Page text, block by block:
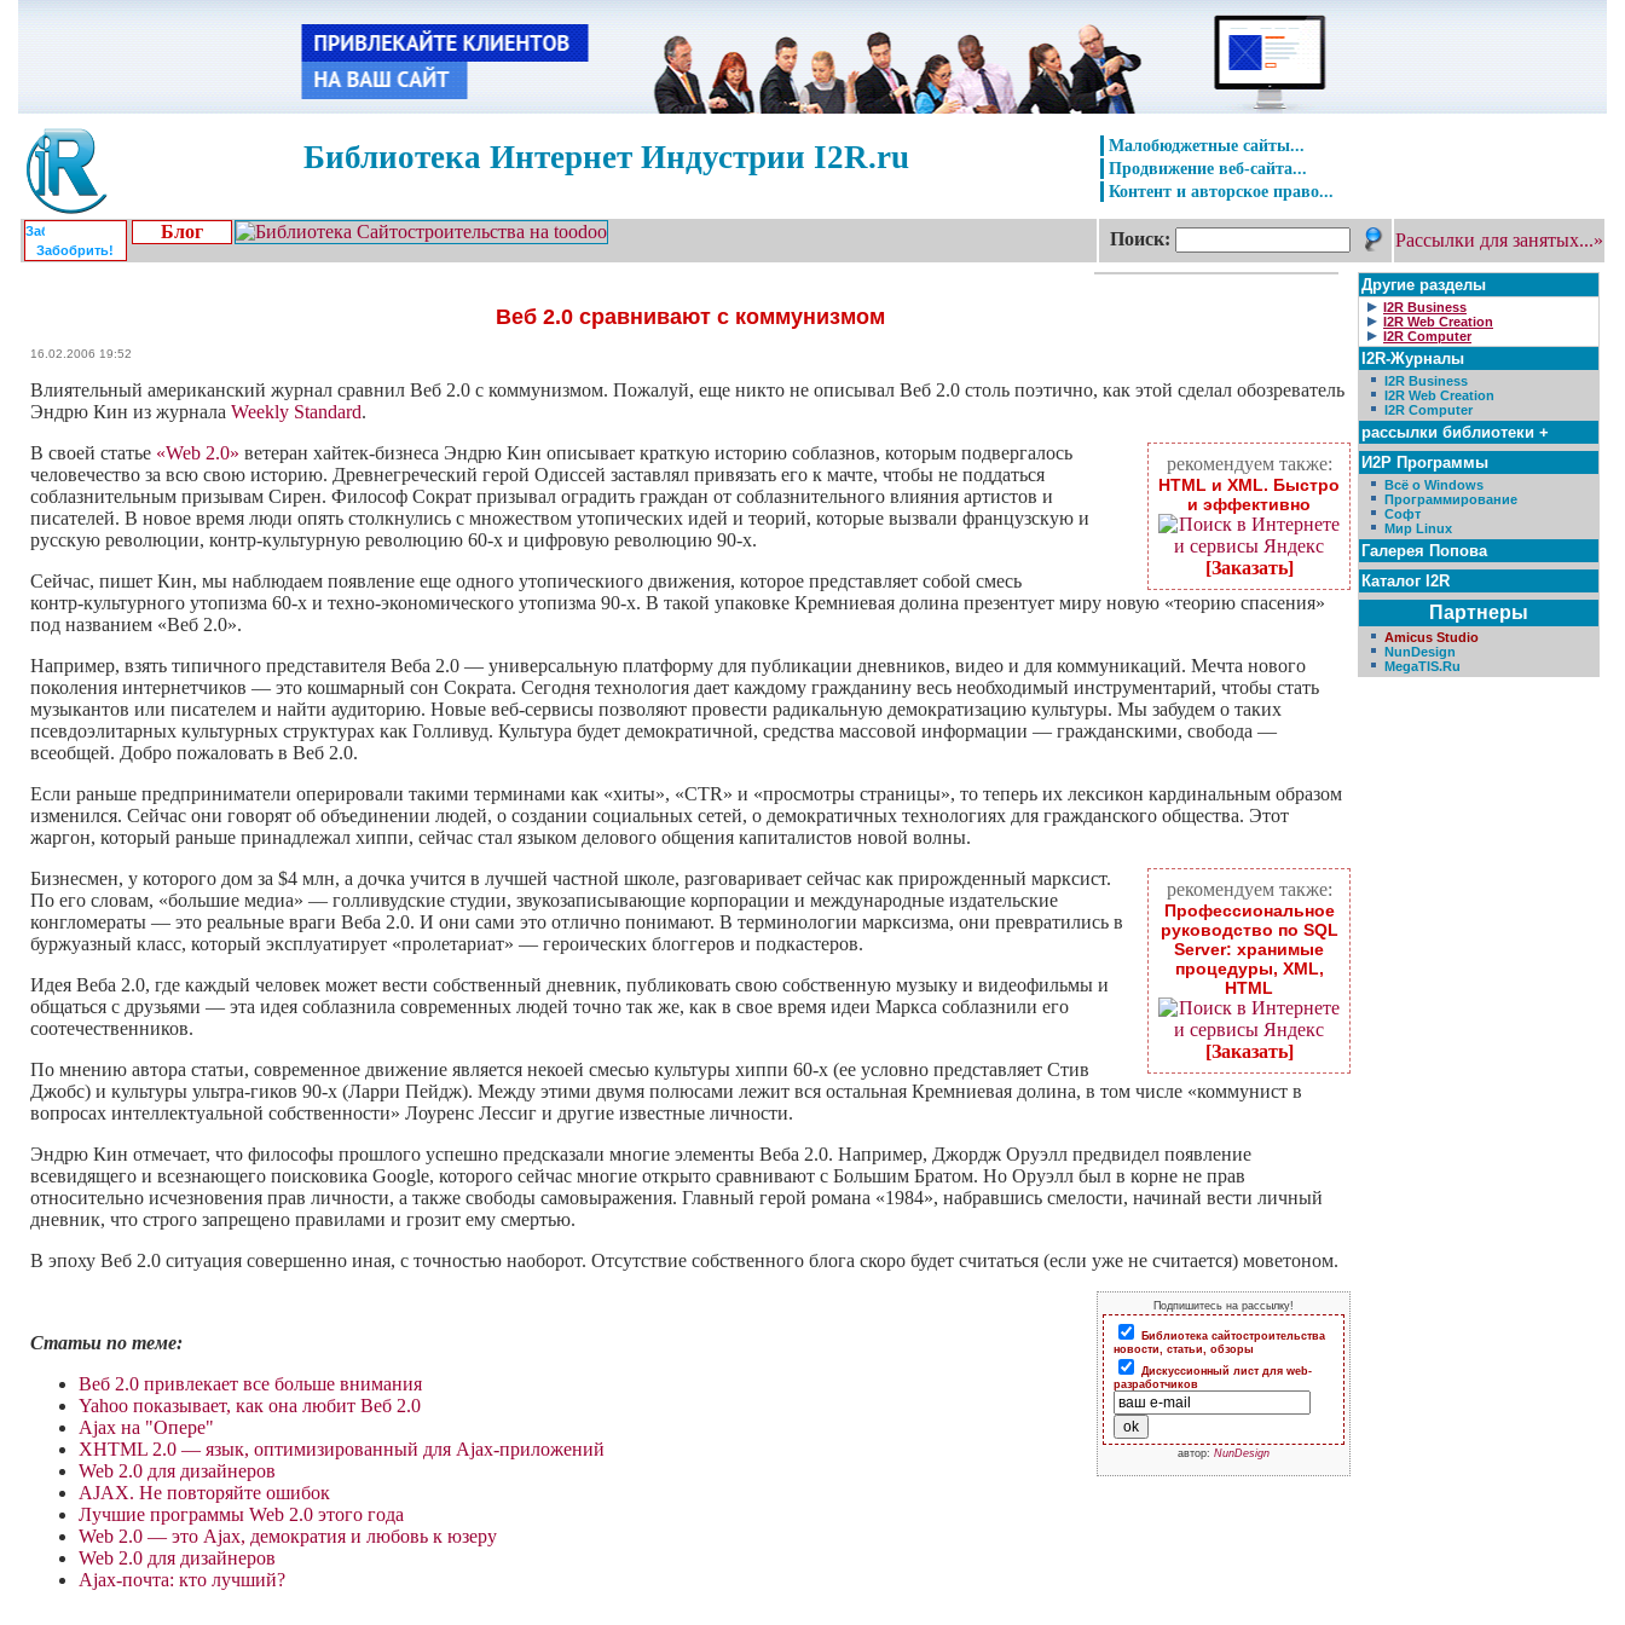
Библиотека Интернет Индустрии I2R.ru
Малобюджетные сайты...
Продвижение веб-сайта...
Контент и авторское право...
Забобрить!
Блог Поиск: Рассылки для занятых...»
Веб 2.0 сравнивают с коммунизмом
16.02.2006 19:52
Влиятельный американский журнал сравнил Веб 2.0 с коммунизмом. Пожалуй, еще никто не описывал Веб 2.0 столь поэтично, как этой сделал обозреватель
Эндрю Кин из журнала Weekly Standard.
рекомендуем также:
HTML и XML. Быстро
и эффективно
[Заказать]
В своей статье «Web 2.0» ветеран хайтек-бизнеса Эндрю Кин описывает краткую историю соблазнов, которым подвергалось
человечество за всю свою историю. Древнегреческий герой Одиссей заставлял привязать его к мачте, чтобы не поддаться
соблазнительным призывам Сирен. Философ Сократ призывал оградить граждан от соблазнительного влияния артистов и
писателей. В новое время люди опять столкнулись с множеством утопических идей и теорий, которые вызвали французскую и
русскую революции, контр-культурную революцию 60-х и цифровую революцию 90-х.
Сейчас, пишет Кин, мы наблюдаем появление еще одного утопическиого движения, которое представляет собой смесь
контр-культурного утопизма 60-х и техно-экономического утопизма 90-х. В такой упаковке Кремниевая долина презентует миру новую «теорию спасения»
под названием «Веб 2.0».
Например, взять типичного представителя Веба 2.0 — универсальную платформу для публикации дневников, видео и для коммуникаций. Мечта нового
поколения интернетчиков — это кошмарный сон Сократа. Сегодня технология дает каждому гражданину весь необходимый инструментарий, чтобы стать
музыкантов или писателем и найти аудиторию. Новые веб-сервисы позволяют провести радикальную демократизацию культуры. Мы забудем о таких
псевдоэлитарных культурных структурах как Голливуд. Культура будет демократичной, средства массовой информации — гражданскими, свобода —
всеобщей. Добро пожаловать в Веб 2.0.
Если раньше предприниматели оперировали такими терминами как «хиты», «CTR» и «просмотры страницы», то теперь их лексикон кардинальным образом
изменился. Сейчас они говорят об объединении людей, о создании социальных сетей, о демократичных технологиях для гражданского общества. Этот
жаргон, который раньше принадлежал хиппи, сейчас стал языком делового общения капиталистов новой волны.
рекомендуем также:
Профессиональное
руководство по SQL
Server: хранимые
процедуры, XML,
HTML
[Заказать]
Бизнесмен, у которого дом за $4 млн, а дочка учится в лучшей частной школе, разговаривает сейчас как прирожденный марксист.
По его словам, «большие медиа» — голливудские студии, звукозаписывающие корпорации и международные издательские
конгломераты — это реальные враги Веба 2.0. И они сами это отлично понимают. В терминологии марксизма, они превратились в
буржуазный класс, который эксплуатирует «пролетариат» — героических блоггеров и подкастеров.
Идея Веба 2.0, где каждый человек может вести собственный дневник, публиковать свою собственную музыку и видеофильмы и
общаться с друзьями — эта идея соблазнила современных людей точно так же, как в свое время идеи Маркса соблазнили его
соотечественников.
По мнению автора статьи, современное движение является некоей смесью культуры хиппи 60-х (ее условно представляет Стив
Джобс) и культуры ультра-гиков 90-х (Ларри Пейдж). Между этими двумя полюсами лежит вся остальная Кремниевая долина, в том числе «коммунист в
вопросах интеллектуальной собственности» Лоуренс Лессиг и другие известные личности.
Эндрю Кин отмечает, что философы прошлого успешно предсказали многие элементы Веба 2.0. Например, Джордж Оруэлл предвидел появление
всевидящего и всезнающего поисковика Google, которого сейчас многие открыто сравнивают с Большим Братом. Но Оруэлл был в корне не прав
относительно исчезновения прав личности, а также свободы самовыражения. Главный герой романа «1984», набравшись смелости, начинай вести личный
дневник, что строго запрещено правилами и грозит ему смертью.
В эпоху Веб 2.0 ситуация совершенно иная, с точностью наоборот. Отсутствие собственного блога скоро будет считаться (если уже не считается) моветоном.
Подпишитесь на рассылку!
Библиотека сайтостроительства
новости, статьи, обзоры
Дискуссионный лист для web-
разработчиков
автор: NunDesign
Статьи по теме:
Веб 2.0 привлекает все больше внимания
Yahoo показывает, как она любит Веб 2.0
Ajax на "Опере"
XHTML 2.0 — язык, оптимизированный для Ajax-приложений
Web 2.0 для дизайнеров
АJAX. Не повторяйте ошибок
Лучшие программы Web 2.0 этого года
Web 2.0 — это Ajax, демократия и любовь к юзеру
Web 2.0 для дизайнеров
Ajax-почта: кто лучший?
Другие разделы
I2R Business
I2R Web Creation
I2R Computer
I2R-Журналы
I2R Business
I2R Web Creation
I2R Computer
рассылки библиотеки +
И2Р Программы
Всё о Windows
Программирование
Софт
Мир Linux
Галерея Попова
Каталог I2R
Партнеры
Amicus Studio
NunDesign
MegaTIS.Ru